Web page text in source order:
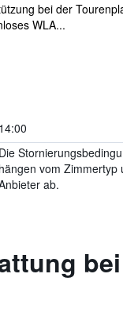
bei der
WLA...
14:00
Die
hängen vom Zimmertyp
ab.